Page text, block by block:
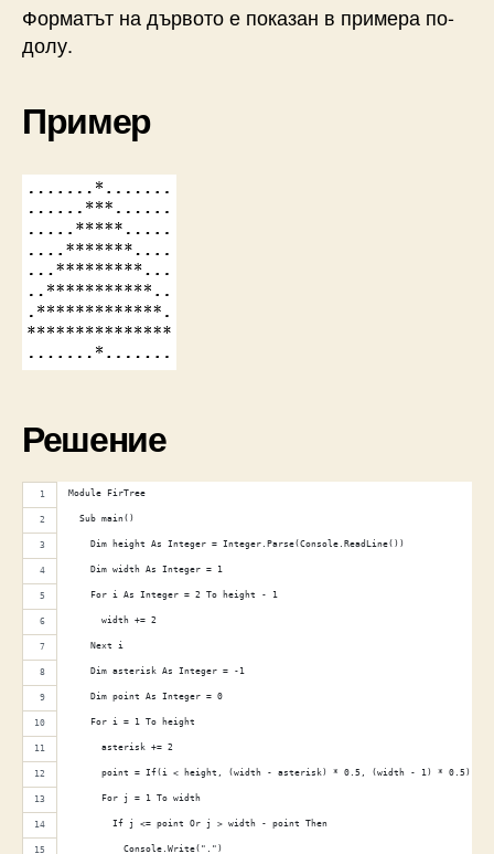
Форматът на дървото е показан в примера по-
долу.
Пример
Решение
Module FirTree
  Sub main()
    Dim height As Integer = Integer.Parse(Console.ReadLine())
    Dim width As Integer = 1
    For i As Integer = 2 To height - 1
      width += 2
    Next i
    Dim asterisk As Integer = -1
    Dim point As Integer = 0
    For i = 1 To height
      asterisk += 2
      point = If(i < height, (width - asterisk) * 0.5, (width - 1) * 0.5)
      For j = 1 To width
        If j <= point Or j > width - point Then
          Console.Write(".")